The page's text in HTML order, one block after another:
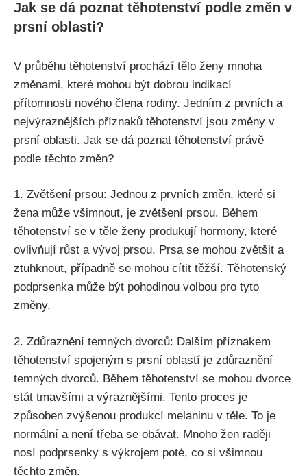
Jak se dá poznat těhotenství ‍podle změn v
prsní oblasti?
V průběhu ⁢těhotenství ⁤prochází tělo ženy mnoha
‍změnami, které mohou být dobrou⁣ indikací
přítomnosti nového člena rodiny. Jedním‍ z prvních a
nejvýraznějších příznaků těhotenství jsou změny v
prsní oblasti.⁣ Jak se dá poznat těhotenství právě
podle těchto změn?
1. Zvětšení prsou: Jednou z prvních změn, které si
žena může všimnout, je zvětšení prsou. Během⁢
těhotenství se v těle ​ženy produkují ⁢hormony, které
ovlivňují růst a vývoj prsou. ⁣Prsa ‌se mohou zvětšit ⁢a
ztuhknout, případně se mohou cítit těžší. Těhotenský
podprsenka může být pohodlnou ⁤volbou pro ⁢tyto
změny.
2. Zdůraznění temných dvorců: Dalším příznakem
těhotenství spojeným s prsní oblastí je zdůraznění
temných dvorců. Během těhotenství ‍se mohou dvorce
stát tmavšími a výraznějšími. Tento proces je
způsoben zvýšenou produkcí melaninu v těle. To je
normální a není ⁤třeba ⁣se obávat. Mnoho žen raději
nosí podprsenky s výkrojem poté, co si všimnou
těchto změn.